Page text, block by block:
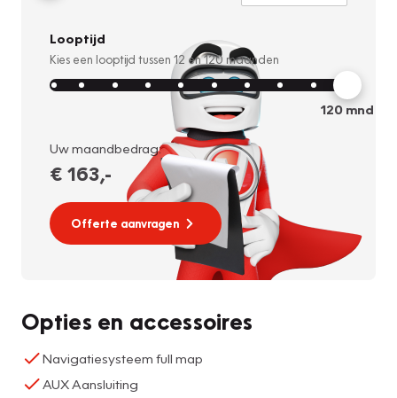
Looptijd
Kies een looptijd tussen 12 en120 maanden
120mnd
Uw maandbedrag:
€ 163,-
Offerte aanvragen
Opties en accessoires
Navigatiesysteem full map
AUX Aansluiting